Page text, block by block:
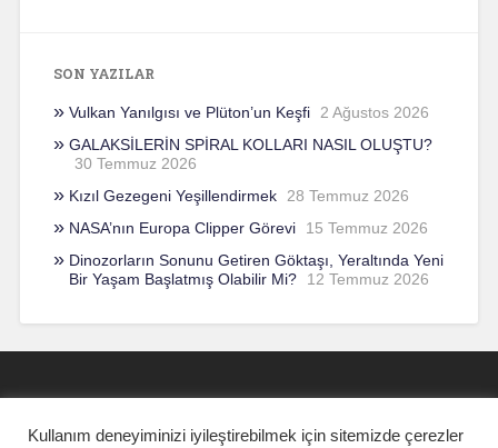
SON YAZILAR
Vulkan Yanılgısı ve Plüton’un Keşfi
2 Ağustos 2026
GALAKSİLERİN SPİRAL KOLLARI NASIL OLUŞTU?
30 Temmuz 2026
Kızıl Gezegeni Yeşillendirmek
28 Temmuz 2026
NASA’nın Europa Clipper Görevi
15 Temmuz 2026
Dinozorların Sonunu Getiren Göktaşı, Yeraltında Yeni
Bir Yaşam Başlatmış Olabilir Mi?
12 Temmuz 2026
Kullanım deneyiminizi iyileştirebilmek için sitemizde çerezler